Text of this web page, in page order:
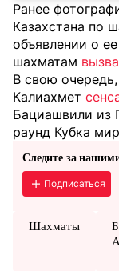
Ранее
Казахстана по
объявлении о
шахматам
В свою
Калиахмет
Бациашвили из
раунд Кубка
Следите за
Подписаться
Шахматы